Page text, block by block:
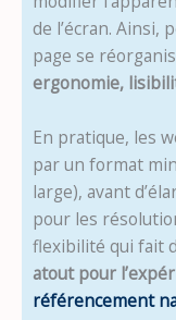
de l’écran. Ainsi,
page se
ergonomie,
En pratique, les
par un format
large), avant
pour les
flexibilité qui fait
atout pour
référencement